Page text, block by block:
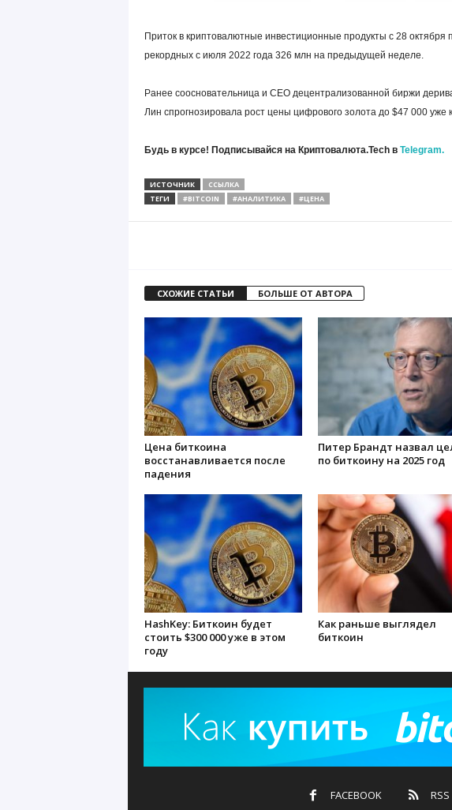
Приток в криптовалютные инвестиционные продукты с 28 октября
рекордных с июля 2022 года 326 млн на предыдущей неделе.
Ранее соосновательница и CEO децентрализованной биржи
Лин спрогнозировала рост цены цифрового золота до $47 000 уже
Будь в курсе! Подписывайся на Криптовалюта.Tech в Telegram.
ИСТОЧНИК
ССЫЛКА
ТЕГИ
#BITCOIN #АНАЛИТИКА #ЦЕНА
СХОЖИЕ СТАТЬИ БОЛЬШЕ ОТ АВТОРА
Цена биткоина
восстанавливается после
падения
Питер Брандт назвал
по биткоину на 2025 год
HashKey: Биткоин будет
стоить $300 000 уже в этом
году
Как раньше выглядел
биткоин
FACEBOOK RSS